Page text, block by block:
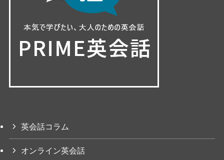
英会話コラム
オンライン英会話